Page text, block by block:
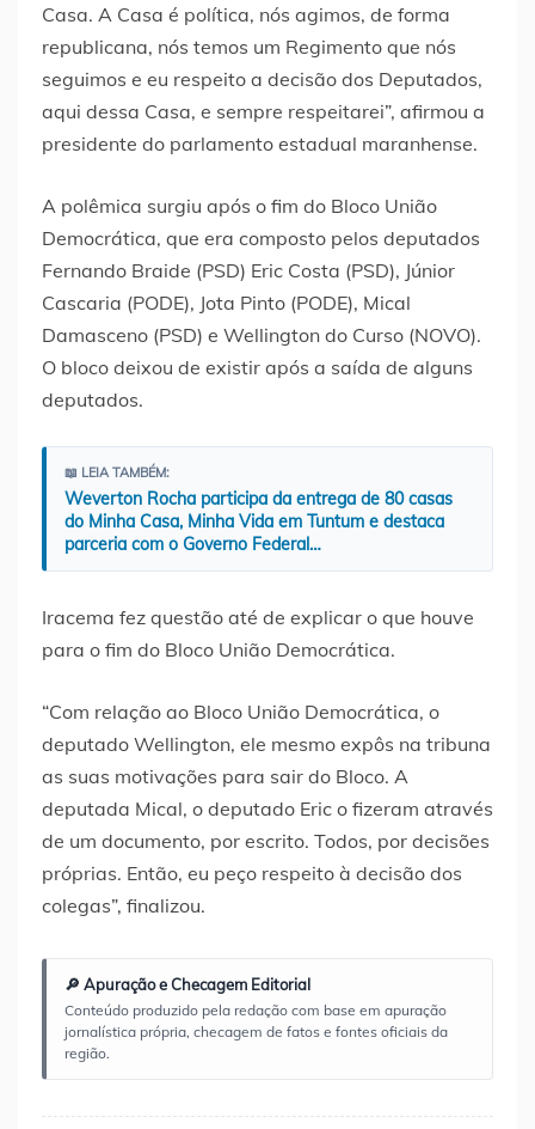
Casa. A Casa é política, nós agimos, de forma
republicana, nós temos um Regimento que nós
seguimos e eu respeito a decisão dos Deputados,
aqui dessa Casa, e sempre respeitarei”, afirmou a
presidente do parlamento estadual maranhense.
A polêmica surgiu após o fim do Bloco União
Democrática, que era composto pelos deputados
Fernando Braide (PSD) Eric Costa (PSD), Júnior
Cascaria (PODE), Jota Pinto (PODE), Mical
Damasceno (PSD) e Wellington do Curso (NOVO).
O bloco deixou de existir após a saída de alguns
deputados.
📖 LEIA TAMBÉM:
Weverton Rocha participa da entrega de 80 casas
do Minha Casa, Minha Vida em Tuntum e destaca
parceria com o Governo Federal…
Iracema fez questão até de explicar o que houve
para o fim do Bloco União Democrática.
“Com relação ao Bloco União Democrática, o
deputado Wellington, ele mesmo expôs na tribuna
as suas motivações para sair do Bloco. A
deputada Mical, o deputado Eric o fizeram através
de um documento, por escrito. Todos, por decisões
próprias. Então, eu peço respeito à decisão dos
colegas”, finalizou.
🔎 Apuração e Checagem Editorial
Conteúdo produzido pela redação com base em apuração
jornalística própria, checagem de fatos e fontes oficiais da
região.